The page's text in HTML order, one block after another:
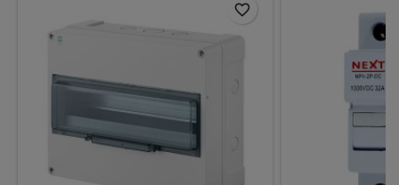
favorite_border